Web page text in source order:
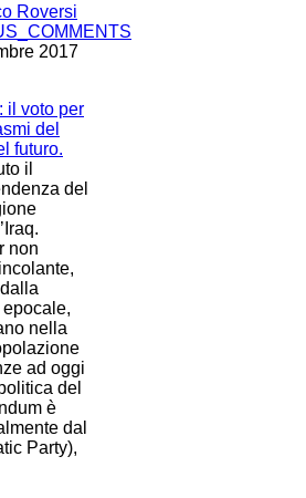
Roversi
2017
il
del
non
nella
ad oggi
del
è
dal
Party),